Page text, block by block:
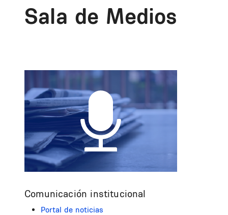
Sala de Medios
Comunicación institucional
Portal de noticias